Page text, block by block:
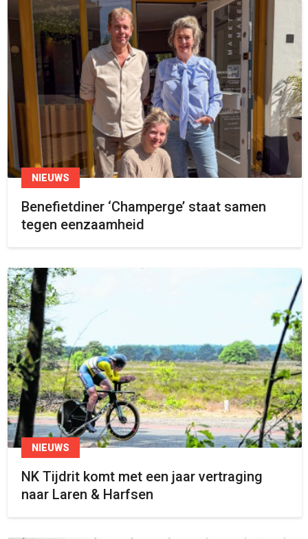
NIEUWS
Benefietdiner ‘Champerge’ staat samen
tegen eenzaamheid
NIEUWS
NK Tijdrit komt met een jaar vertraging
naar Laren & Harfsen